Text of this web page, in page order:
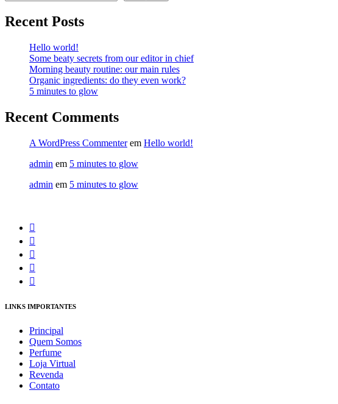
Recent Posts
Hello world!
Some beaty secrets from our editor in chief
Morning beauty routine: our main rules
Organic ingredients: do they even work?
5 minutes to glow
Recent Comments
A WordPress Commenterem Hello world!
admin em 5 minutes to glow
admin em 5 minutes to glow
LINKS IMPORTANTES
Principal
Quem Somos
Perfume
Loja Virtual
Revenda
Contato